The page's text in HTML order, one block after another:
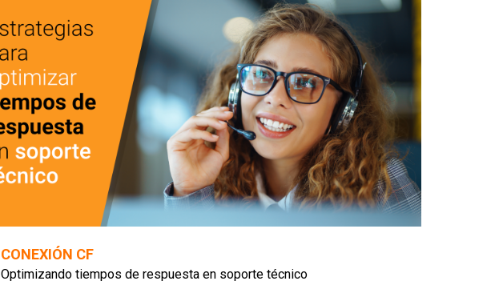
CONEXIÓN CF
Optimizando tiempos de respuesta en soporte técnico